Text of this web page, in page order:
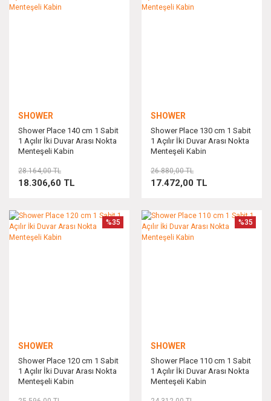
SHOWER
Shower Place 140 cm 1 Sabit
1 Açılır İki Duvar Arası Nokta
Menteşeli Kabin
18.306,60 TL
28.164,00 TL
SHOWER
Shower Place 130 cm 1 Sabit
1 Açılır İki Duvar Arası Nokta
Menteşeli Kabin
17.472,00 TL
26.880,00 TL
SHOWER
Shower Place 120 cm 1 Sabit
1 Açılır İki Duvar Arası Nokta
Menteşeli Kabin
%35
SHOWER
Shower Place 110 cm 1 Sabit
1 Açılır İki Duvar Arası Nokta
Menteşeli Kabin
%35